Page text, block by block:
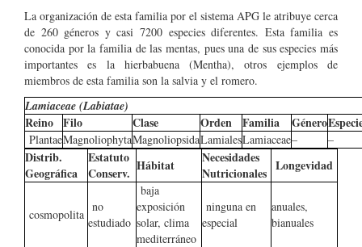
La organización de esta familia por el sistema APG le atribuye cerca
de 260 géneros y casi 7200 especies diferentes. Esta familia es
conocida por la familia de las mentas, pues una de sus especies más
importantes es la hierbabuena (Mentha), otros ejemplos de
miembros de esta familia son la salvia y el romero.
Lamiaceae (Labiatae)
Reino Filo Clase Orden Familia Género
PlantaeMagnoliophytaMagnoliopsidaLamialesLamiaceae– –
Distrib.
Geográfica
Estatuto
Conserv. Hábitat
Necesidades
Nutricionales Longevidad
cosmopolita
no
estudiado
baja
exposición
solar, clima
mediterráneo
ninguna en
especial
anuales,
bianuales